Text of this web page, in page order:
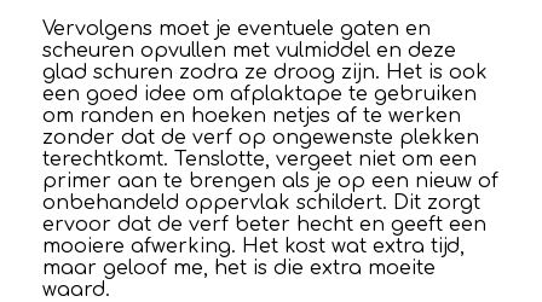
Vervolgens moet je eventuele gaten en
scheuren opvullen met vulmiddel en deze
glad schuren zodra ze droog zijn. Het is ook
een goed idee om afplaktape te gebruiken
om randen en hoeken netjes af te werken
zonder dat de verf op ongewenste plekken
terechtkomt. Tenslotte, vergeet niet om een
primer aan te brengen als je op een nieuw of
onbehandeld oppervlak schildert. Dit zorgt
ervoor dat de verf beter hecht en geeft een
mooiere afwerking. Het kost wat extra tijd,
maar geloof me, het is die extra moeite
waard.